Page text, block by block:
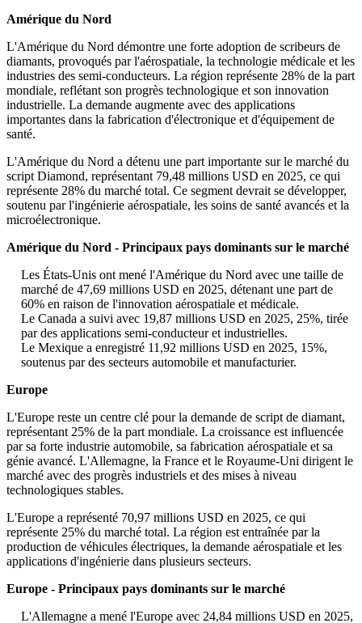
Amérique du Nord
L'Amérique du Nord démontre une forte adoption de scribeurs de
diamants, provoqués par l'aérospatiale, la technologie médicale et les
industries des semi-conducteurs. La région représente 28% de la part
mondiale, reflétant son progrès technologique et son innovation
industrielle. La demande augmente avec des applications
importantes dans la fabrication d'électronique et d'équipement de
santé.
L'Amérique du Nord a détenu une part importante sur le marché du
script Diamond, représentant 79,48 millions USD en 2025, ce qui
représente 28% du marché total. Ce segment devrait se développer,
soutenu par l'ingénierie aérospatiale, les soins de santé avancés et la
microélectronique.
Amérique du Nord - Principaux pays dominants sur le marché
Les États-Unis ont mené l'Amérique du Nord avec une taille de
marché de 47,69 millions USD en 2025, détenant une part de
60% en raison de l'innovation aérospatiale et médicale.
Le Canada a suivi avec 19,87 millions USD en 2025, 25%, tirée
par des applications semi-conducteur et industrielles.
Le Mexique a enregistré 11,92 millions USD en 2025, 15%,
soutenus par des secteurs automobile et manufacturier.
Europe
L'Europe reste un centre clé pour la demande de script de diamant,
représentant 25% de la part mondiale. La croissance est influencée
par sa forte industrie automobile, sa fabrication aérospatiale et sa
génie avancé. L'Allemagne, la France et le Royaume-Uni dirigent le
marché avec des progrès industriels et des mises à niveau
technologiques stables.
L'Europe a représenté 70,97 millions USD en 2025, ce qui
représente 25% du marché total. La région est entraînée par la
production de véhicules électriques, la demande aérospatiale et les
applications d'ingénierie dans plusieurs secteurs.
Europe - Principaux pays dominants sur le marché
L'Allemagne a mené l'Europe avec 24,84 millions USD en 2025,